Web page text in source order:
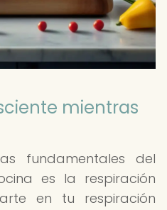
mientras
fundamentales del
es la respiración
en tu respiración